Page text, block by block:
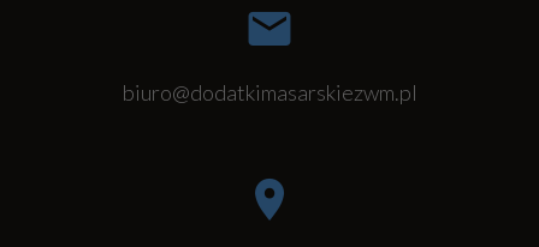
biuro@dodatkimasarskiezwm.pl